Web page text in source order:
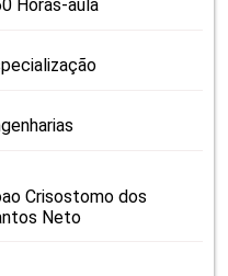
Horas-aula
Crisostomo dos
Neto